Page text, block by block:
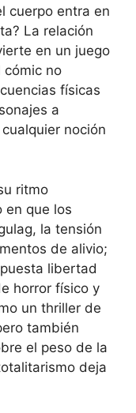
cuerpo entra en
La relación
en un juego
cómic no
físicas
a
noción
ritmo
en que los
la tensión
de alivio;
libertad
horror físico y
un thriller de
también
el peso de la
deja